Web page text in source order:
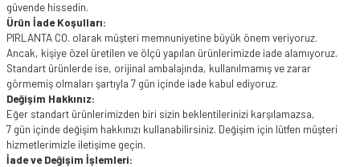
güvende hissedin.
Ürün İade Koşulları:
PIRLANTA CO. olarak müşteri memnuniyetine büyük önem veriyoruz.
Ancak, kişiye özel üretilen ve ölçü yapılan ürünlerimizde iade alamıyoruz.
Standart ürünlerde ise, orijinal ambalajında, kullanılmamış ve zarar
görmemiş olmaları şartıyla 7 gün içinde iade kabul ediyoruz.
Değişim Hakkınız:
Eğer standart ürünlerimizden biri sizin beklentilerinizi karşılamazsa,
7 gün içinde değişim hakkınızı kullanabilirsiniz. Değişim için lütfen müşteri
hizmetlerimizle iletişime geçin.
İade ve Değişim İşlemleri: